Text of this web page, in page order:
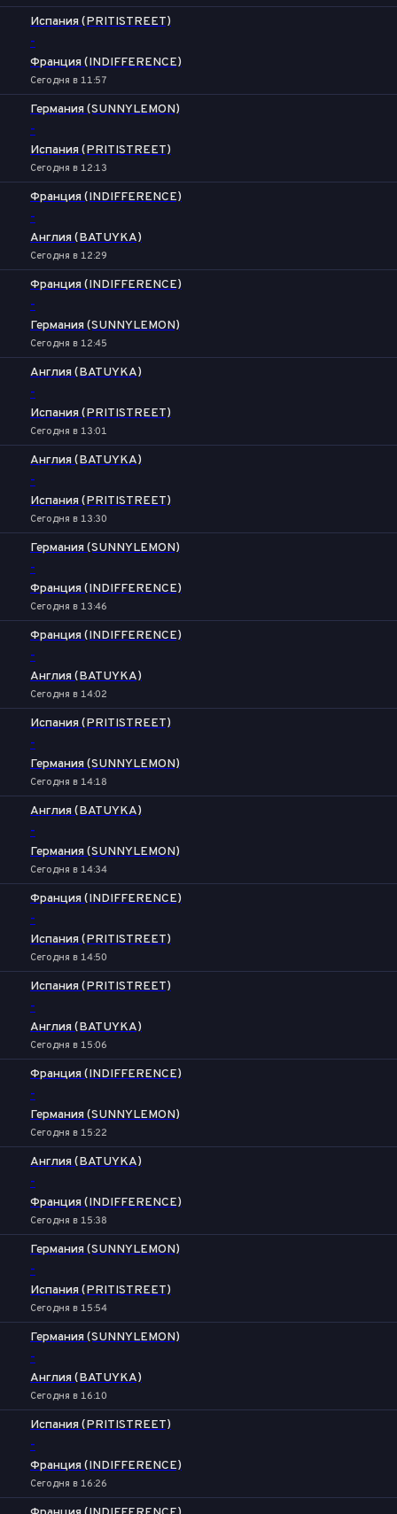
Испания (PRITISTREET)
-
Франция (INDIFFERENCE)
Сегодня в 11:57
Германия (SUNNYLEMON)
-
Испания (PRITISTREET)
Сегодня в 12:13
Франция (INDIFFERENCE)
-
Англия (BATUYKA)
Сегодня в 12:29
Франция (INDIFFERENCE)
-
Германия (SUNNYLEMON)
Сегодня в 12:45
Англия (BATUYKA)
-
Испания (PRITISTREET)
Сегодня в 13:01
Англия (BATUYKA)
-
Испания (PRITISTREET)
Сегодня в 13:30
Германия (SUNNYLEMON)
-
Франция (INDIFFERENCE)
Сегодня в 13:46
Франция (INDIFFERENCE)
-
Англия (BATUYKA)
Сегодня в 14:02
Испания (PRITISTREET)
-
Германия (SUNNYLEMON)
Сегодня в 14:18
Англия (BATUYKA)
-
Германия (SUNNYLEMON)
Сегодня в 14:34
Франция (INDIFFERENCE)
-
Испания (PRITISTREET)
Сегодня в 14:50
Испания (PRITISTREET)
-
Англия (BATUYKA)
Сегодня в 15:06
Франция (INDIFFERENCE)
-
Германия (SUNNYLEMON)
Сегодня в 15:22
Англия (BATUYKA)
-
Франция (INDIFFERENCE)
Сегодня в 15:38
Германия (SUNNYLEMON)
-
Испания (PRITISTREET)
Сегодня в 15:54
Германия (SUNNYLEMON)
-
Англия (BATUYKA)
Сегодня в 16:10
Испания (PRITISTREET)
-
Франция (INDIFFERENCE)
Сегодня в 16:26